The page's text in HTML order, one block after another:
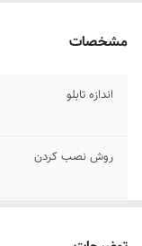
مشخصات
اندازه تابلو
روش نصب کردن